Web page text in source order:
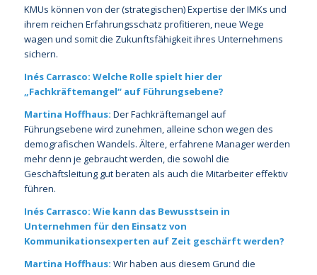
KMUs können von der (strategischen) Expertise der IMKs und
ihrem reichen Erfahrungsschatz profitieren, neue Wege
wagen und somit die Zukunftsfähigkeit ihres Unternehmens
sichern.
Inés Carrasco: Welche Rolle spielt hier der
„Fachkräftemangel“ auf Führungsebene?
Martina Hoffhaus: Der Fachkräftemangel auf
Führungsebene wird zunehmen, alleine schon wegen des
demografischen Wandels. Ältere, erfahrene Manager werden
mehr denn je gebraucht werden, die sowohl die
Geschäftsleitung gut beraten als auch die Mitarbeiter effektiv
führen.
Inés Carrasco: Wie kann das Bewusstsein in
Unternehmen für den Einsatz von
Kommunikationsexperten auf Zeit geschärft werden?
Martina Hoffhaus: Wir haben aus diesem Grund die